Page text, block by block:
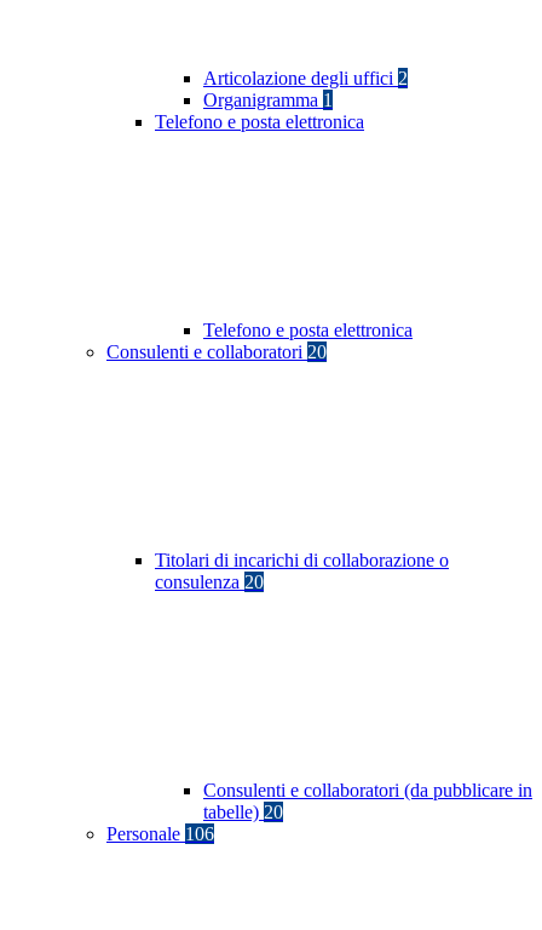
Articolazione degli uffici 2
Organigramma 1
Telefono e posta elettronica
Telefono e posta elettronica
Consulenti e collaboratori 20
Titolari di incarichi di collaborazione o
consulenza 20
Consulenti e collaboratori (da pubblicare in
tabelle) 20
Personale 106